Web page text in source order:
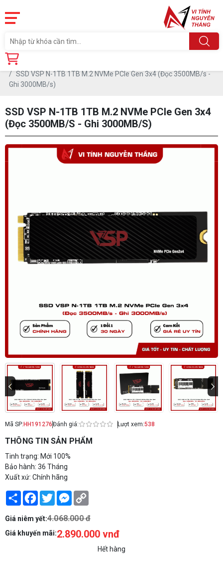
Trang chủ
SSD VSP N-1TB 1TB M.2 NVMe PCIe Gen 3x4 (Đọc 3500MB/s -
Ghi 3000MB/s)
SSD VSP N-1TB 1TB M.2 NVMe PCIe Gen 3x4
(Đọc 3500MB/s - Ghi 3000MB/s)
Mã SP: HH191276Đánh giá: Lượt xem:538
THÔNG TIN SẢN PHẨM
Tinh trạng: Mới 100%
Bảo hành: 36 Tháng
Xuất xứ: Chính hãng
Share Facebook
TwitterMessenger
Giá niêm yết:4.068.000 đ
Giá khuyến mãi:2.890.000 vnđ
Hết hàng